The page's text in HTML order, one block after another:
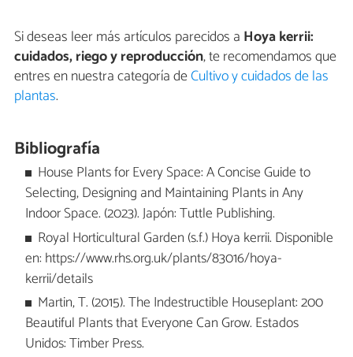
Si deseas leer más artículos parecidos a Hoya kerrii:
cuidados, riego y reproducción, te recomendamos que
entres en nuestra categoría deCultivo y cuidados de las
plantas.
Bibliografía
House Plants for Every Space: A Concise Guide to
Selecting, Designing and Maintaining Plants in Any
Indoor Space. (2023). Japón: Tuttle Publishing.
Royal Horticultural Garden (s.f.) Hoya kerrii. Disponible
en: https://www.rhs.org.uk/plants/83016/hoya-
kerrii/details
Martin, T. (2015). The Indestructible Houseplant: 200
Beautiful Plants that Everyone Can Grow. Estados
Unidos: Timber Press.